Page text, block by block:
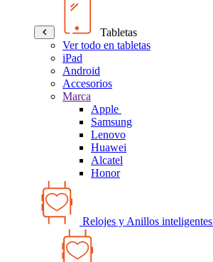
Tabletas
Ver todo en tabletas
iPad
Android
Accesorios
Marca
Apple
Samsung
Lenovo
Huawei
Alcatel
Honor
Relojes y Anillos inteligentes